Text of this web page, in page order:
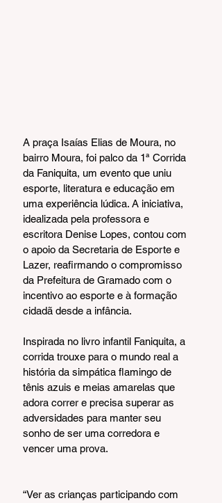
A praça Isaías Elias de Moura, no
bairro Moura, foi palco da 1ª Corrida
da Faniquita, um evento que uniu
esporte, literatura e educação em
uma experiência lúdica. A iniciativa,
idealizada pela professora e
escritora Denise Lopes, contou com
o apoio da Secretaria de Esporte e
Lazer, reafirmando o compromisso
da Prefeitura de Gramado com o
incentivo ao esporte e à formação
cidadã desde a infância.
Inspirada no livro infantil Faniquita, a
corrida trouxe para o mundo real a
história da simpática flamingo de
tênis azuis e meias amarelas que
adora correr e precisa superar as
adversidades para manter seu
sonho de ser uma corredora e
vencer uma prova.
“Ver as crianças participando com